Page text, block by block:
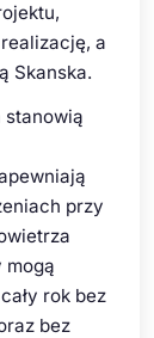
a
Skanska.
stanowią
przy
mogą
rok bez
bez